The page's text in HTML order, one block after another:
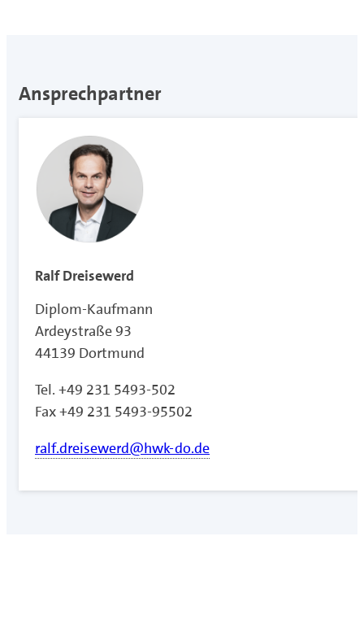
Ansprechpartner
Ralf Dreisewerd
Diplom-Kaufmann
Ardeystraße 93
44139 Dortmund
Tel. +49 231 5493-502
Fax +49 231 5493-95502
ralf.dreisewerd@hwk-do.de